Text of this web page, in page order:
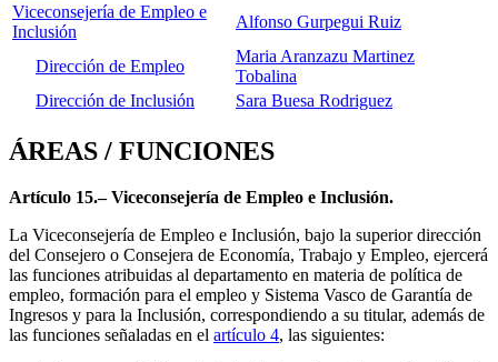
Viceconsejería de Empleo e
Inclusión
Alfonso Gurpegui Ruiz
Dirección de Empleo
Maria Aranzazu Martinez
Tobalina
Dirección de Inclusión
Sara Buesa Rodriguez
ÁREAS / FUNCIONES
Artículo 15.– Viceconsejería de Empleo e Inclusión.
La Viceconsejería de Empleo e Inclusión, bajo la superior dirección
del Consejero o Consejera de Economía, Trabajo y Empleo, ejercerá
las funciones atribuidas al departamento en materia de política de
empleo, formación para el empleo y Sistema Vasco de Garantía de
Ingresos y para la Inclusión, correspondiendo a su titular, además de
las funciones señaladas en el artículo 4, las siguientes: